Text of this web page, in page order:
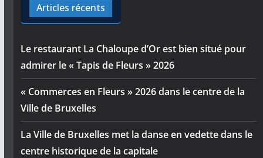
Articles récents
Le restaurant La Chaloupe d’Or est bien situé pour
admirer le « Tapis de Fleurs » 2026
« Commerces en Fleurs » 2026 dans le centre de la
Ville de Bruxelles
La Ville de Bruxelles met la danse en vedette dans le
centre historique de la capitale